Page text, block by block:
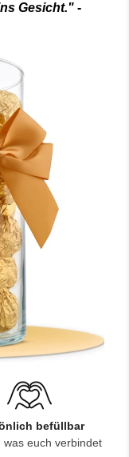
Gesicht." -
befüllbar
was euch verbindet